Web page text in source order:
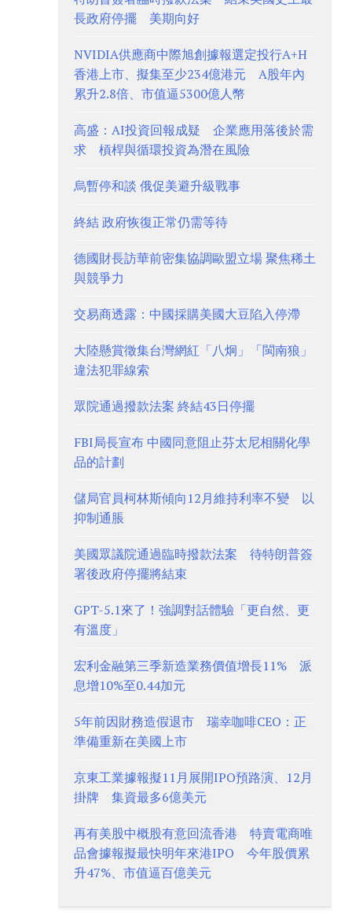
長政府停擺 美期向好
NVIDIA供應商中際旭創據報選定投行A+H
香港上市、擬集至少234億港元 A股年內
累升2.8倍、市值逼5300億人幣
高盛：AI投資回報成疑 企業應用落後於需
求 槓桿與循環投資為潛在風險
烏暫停和談 俄促美避升級戰事
終結 政府恢復正常仍需等待
德國財長訪華前密集協調歐盟立場 聚焦稀土
與競爭力
交易商透露：中國採購美國大豆陷入停滯
大陸懸賞徵集台灣網紅「八炯」「閩南狼」
違法犯罪線索
眾院通過撥款法案 終結43日停擺
FBI局長宣布 中國同意阻止芬太尼相關化學
品的計劃
儲局官員柯林斯傾向12月維持利率不變 以
抑制通脹
美國眾議院通過臨時撥款法案 待特朗普簽
署後政府停擺將結束
GPT-5.1來了！強調對話體驗「更自然、更
有溫度」
宏利金融第三季新造業務價值增長11% 派
息增10%至0.44加元
5年前因財務造假退市 瑞幸咖啡CEO：正
準備重新在美國上市
京東工業據報擬11月展開IPO預路演、12月
掛牌 集資最多6億美元
再有美股中概股有意回流香港 特賣電商唯
品會據報擬最快明年來港IPO 今年股價累
升47%、市值逼百億美元